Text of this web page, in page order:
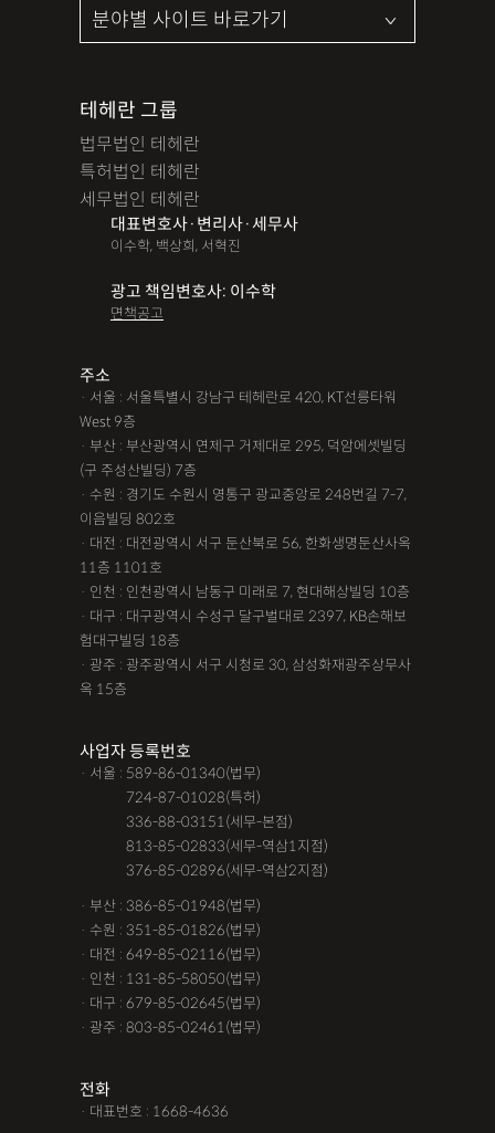
테헤란 그룹
법무법인 테헤란
특허법인 테헤란
세무법인 테헤란
대표변호사·변리사·세무사
이수학, 백상희, 서혁진
광고 책임변호사: 이수학
면책공고
주소
· 서울 : 서울특별시 강남구 테헤란로 420, KT선릉타워
West 9층
· 부산 : 부산광역시 연제구 거제대로 295, 덕암에셋빌딩
(구 주성산빌딩) 7층
· 수원 : 경기도 수원시 영통구 광교중앙로 248번길 7-7,
이음빌딩 802호
· 대전 : 대전광역시 서구 둔산북로 56, 한화생명둔산사옥
11층 1101호
· 인천 : 인천광역시 남동구 미래로 7, 현대해상빌딩 10층
· 대구 : 대구광역시 수성구 달구벌대로 2397, KB손해보
험대구빌딩 18층
· 광주 : 광주광역시 서구 시청로 30, 삼성화재광주상무사
옥 15층
사업자 등록번호
· 서울 : 589-86-01340(법무)
724-87-01028(특허)
336-88-03151(세무-본점)
813-85-02833(세무-역삼1지점)
376-85-02896(세무-역삼2지점)
· 부산 : 386-85-01948(법무)
· 수원 : 351-85-01826(법무)
· 대전 : 649-85-02116(법무)
· 인천 : 131-85-58050(법무)
· 대구 : 679-85-02645(법무)
· 광주 : 803-85-02461(법무)
전화
· 대표번호 : 1668-4636